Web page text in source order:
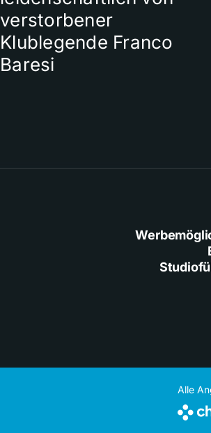
verstorbener
Klublegende Franco
Baresi
Alle